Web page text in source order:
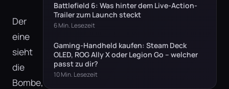
Der
eine
sieht
die
Bombe,
Battlefield 6: Was hinter dem Live-Action-
Trailer zum Launch steckt
6 Min. Lesezeit
Gaming-Handheld kaufen: Steam Deck
OLED, ROG Ally X oder Legion Go – welcher
passt zu dir?
10 Min. Lesezeit